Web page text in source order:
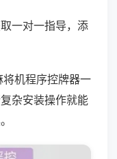
一对一指导，添
机程序控牌器一
杂安装操作就能